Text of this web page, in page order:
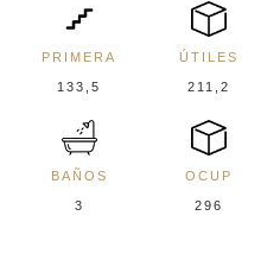
PRIMERA
133,5
ÚTILES
211,2
BAÑOS
3
OCUP
296